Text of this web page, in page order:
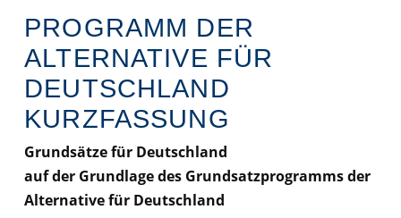
PROGRAMM DER
ALTERNATIVE FÜR
DEUTSCHLAND
KURZFASSUNG
Grundsätze für Deutschland
auf der Grundlage des Grundsatzprogramms der
Alternative für Deutschland